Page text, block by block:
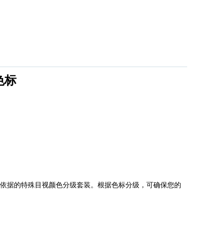
标
据的特殊目视颜色分级套装。根据色标分级，可确保您的